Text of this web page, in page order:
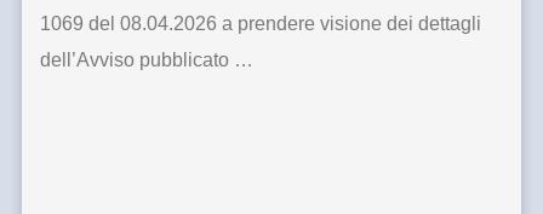
1069 del 08.04.2026 a prendere visione dei dettagli
dell’Avviso pubblicato …